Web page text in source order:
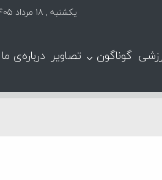
یکشنبه , ۱۸ مرداد ۱۴۰۵
گوناگون تصاویر درباره‌ی ما